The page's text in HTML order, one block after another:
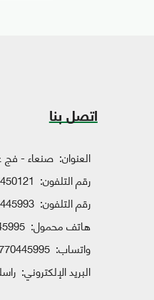
اتصل بنا
العنوان: صنعاء - فج
رقم التلفون:
رقم التلفون:
هاتف محمول:
واتساب: 770445995
البريد الإلكتروني: